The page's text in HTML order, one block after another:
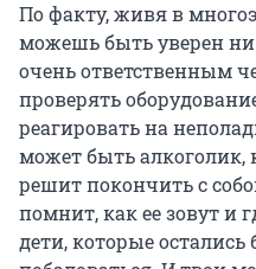
По факту, живя в
можешь быть уверен
очень ответственным
проверять
реагировать на
может быть алкоголик,
решит покончить с
помнит, как ее зовут и
дети, которые